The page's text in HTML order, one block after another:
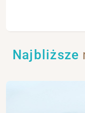
Najbliższe